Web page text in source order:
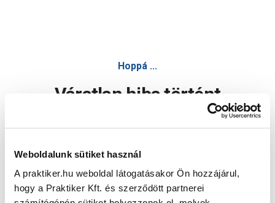
Weboldalunk sütiket használ
A praktiker.hu weboldal látogatásakor Ön hozzájárul,
hogy a Praktiker Kft. és szerződött partnerei
Hoppá ...
Váratlan hiba történt
Oldal újratöltése